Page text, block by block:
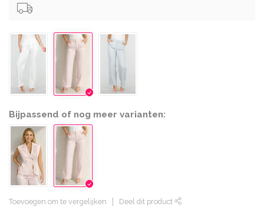
Bijpassend of nog meer varianten:
Toevoegen om te vergelijken Deel dit product